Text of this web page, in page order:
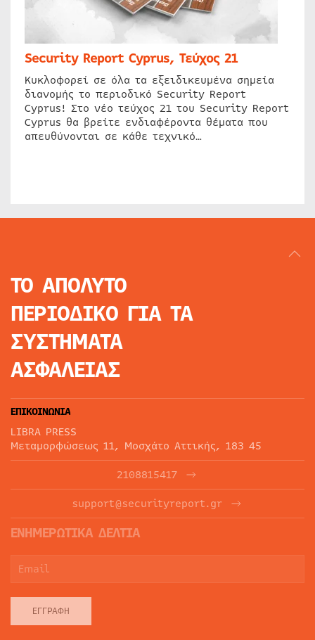
Security Report Cyprus, Τεύχος 21
Κυκλοφορεί σε όλα τα εξειδικευμένα σημεία
διανομής το περιοδικό Security Report
Cyprus! Στο νέο τεύχος 21 του Security Report
Cyprus θα βρείτε ενδιαφέροντα θέματα που
απευθύνονται σε κάθε τεχνικό…
ΤΟ ΑΠΟΛΥΤΟ
ΠΕΡΙΟΔΙΚΟ ΓΙΑ ΤΑ
ΣΥΣΤΗΜΑΤΑ
ΑΣΦΑΛΕΙΑΣ
ΕΠΙΚΟΙΝΩΝΙΑ
LIBRA PRESS
Μεταμορφώσεως 11, Μοσχάτο Αττικής, 183 45
2108815417
support@securityreport.gr
ΕΝΗΜΕΡΩΤΙΚΑ ΔΕΛΤΙΑ
ΕΓΓΡΑΦΉ